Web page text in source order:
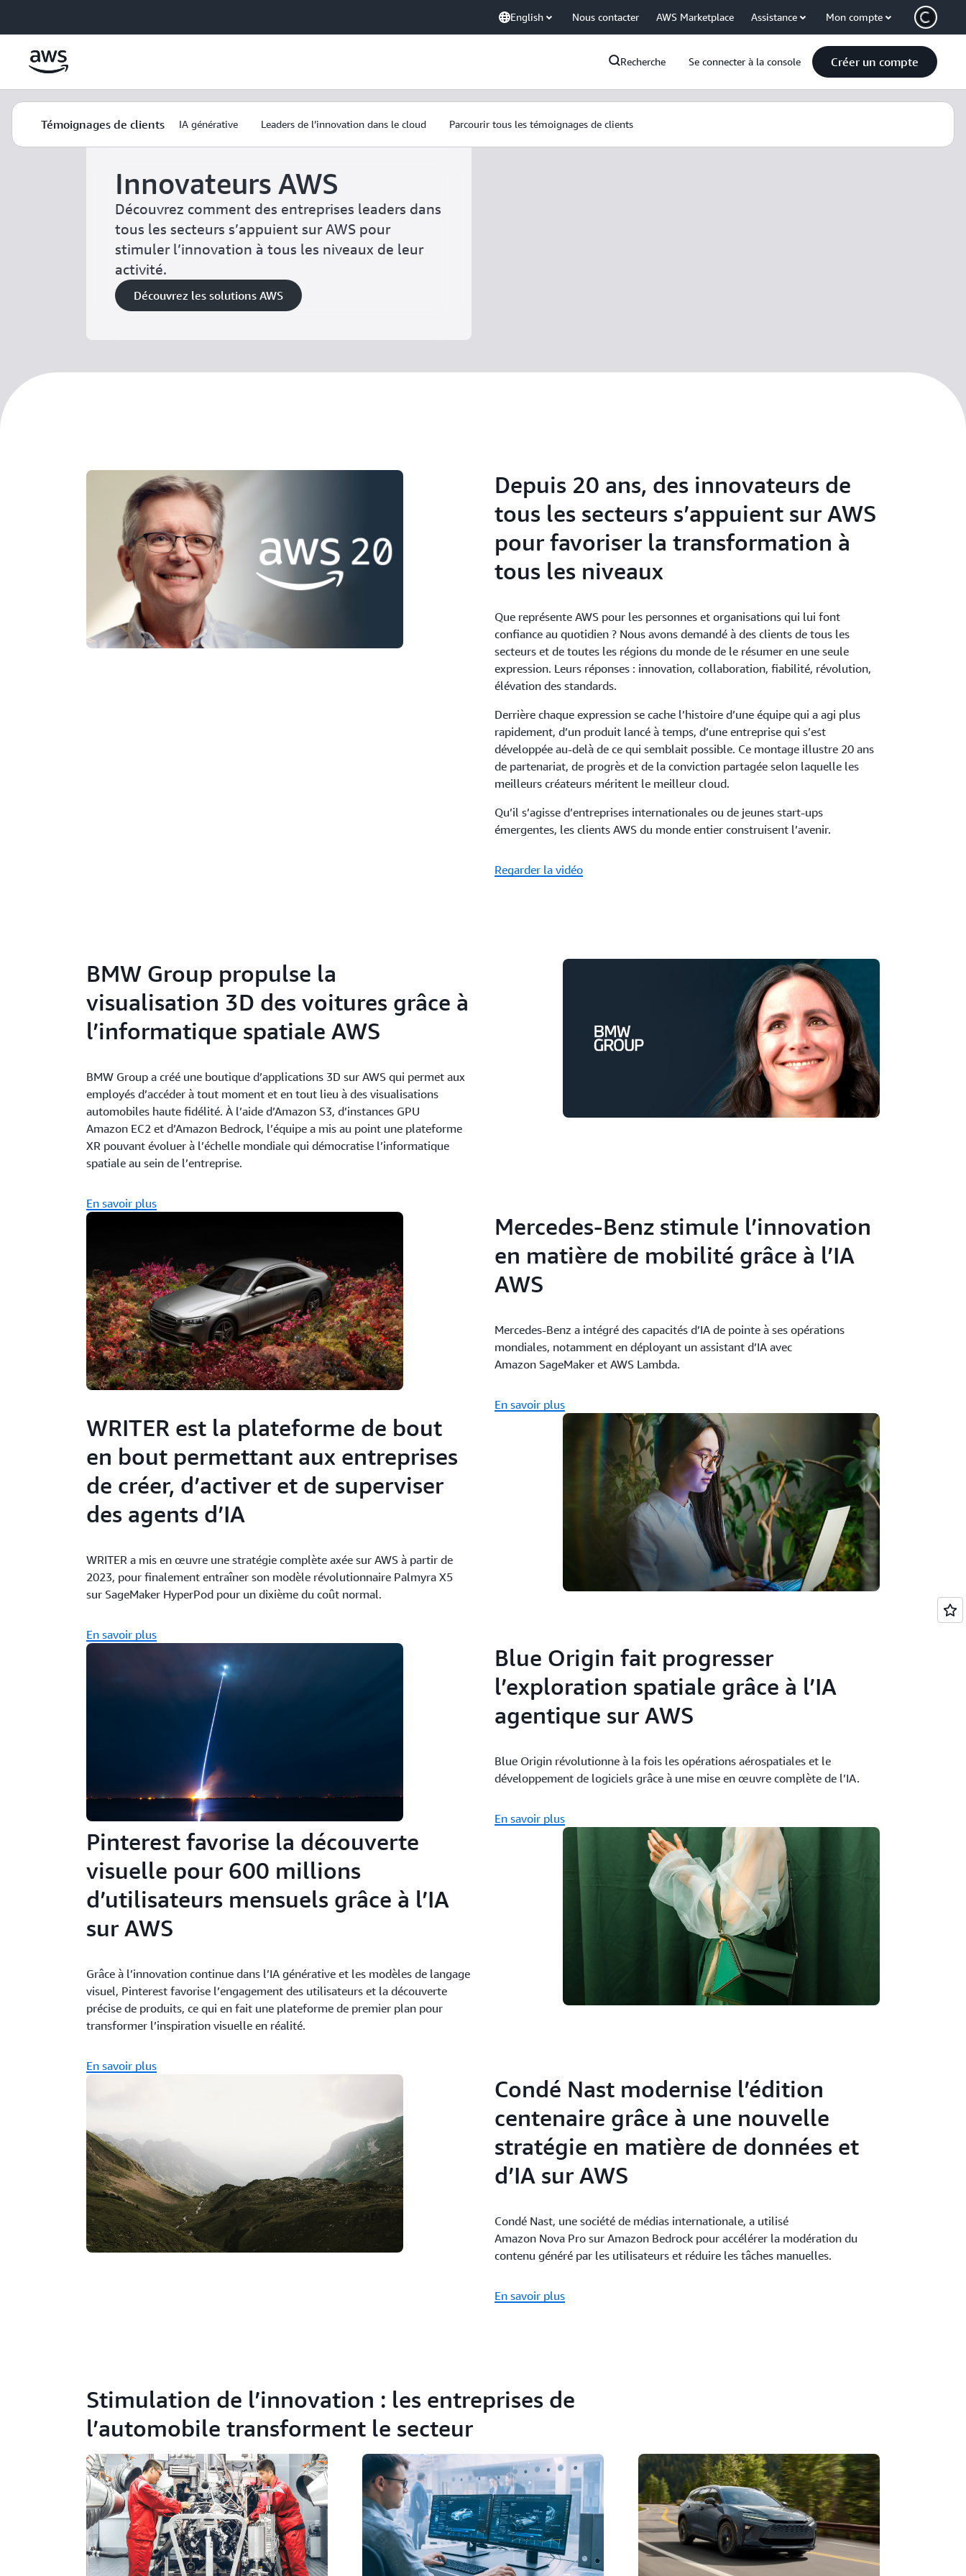
English Nous contacter AWS Marketplace Assistance Mon compte
Recherche Se connecter à la console Créer un compte
Témoignages de clients IA générative Leaders de l’innovation dans le cloud Parcourir tous les témoignages de clients
Innovateurs AWS
Découvrez comment des entreprises leaders dans
tous les secteurs s’appuient sur AWS pour
stimuler l’innovation à tous les niveaux de leur
activité.
Découvrez les solutions AWS
Depuis 20 ans, des innovateurs de
tous les secteurs s’appuient sur AWS
pour favoriser la transformation à
tous les niveaux
Que représente AWS pour les personnes et organisations qui lui font
confiance au quotidien ? Nous avons demandé à des clients de tous les
secteurs et de toutes les régions du monde de le résumer en une seule
expression. Leurs réponses : innovation, collaboration, fiabilité, révolution,
élévation des standards.
Derrière chaque expression se cache l’histoire d’une équipe qui a agi plus
rapidement, d’un produit lancé à temps, d’une entreprise qui s’est
développée au-delà de ce qui semblait possible. Ce montage illustre 20 ans
de partenariat, de progrès et de la conviction partagée selon laquelle les
meilleurs créateurs méritent le meilleur cloud.
Qu’il s’agisse d’entreprises internationales ou de jeunes start-ups
émergentes, les clients AWS du monde entier construisent l’avenir.
Regarder la vidéo
BMW Group propulse la
visualisation 3D des voitures grâce à
l’informatique spatiale AWS
BMW Group a créé une boutique d’applications 3D sur AWS qui permet aux
employés d’accéder à tout moment et en tout lieu à des visualisations
automobiles haute fidélité. À l’aide d’Amazon S3, d’instances GPU
Amazon EC2 et d’Amazon Bedrock, l’équipe a mis au point une plateforme
XR pouvant évoluer à l’échelle mondiale qui démocratise l’informatique
spatiale au sein de l’entreprise.
En savoir plus
Mercedes-Benz stimule l’innovation
en matière de mobilité grâce à l’IA
AWS
Mercedes-Benz a intégré des capacités d’IA de pointe à ses opérations
mondiales, notamment en déployant un assistant d’IA avec
Amazon SageMaker et AWS Lambda.
En savoir plus
WRITER est la plateforme de bout
en bout permettant aux entreprises
de créer, d’activer et de superviser
des agents d’IA
WRITER a mis en œuvre une stratégie complète axée sur AWS à partir de
2023, pour finalement entraîner son modèle révolutionnaire Palmyra X5
sur SageMaker HyperPod pour un dixième du coût normal.
En savoir plus
Blue Origin fait progresser
l’exploration spatiale grâce à l’IA
agentique sur AWS
Blue Origin révolutionne à la fois les opérations aérospatiales et le
développement de logiciels grâce à une mise en œuvre complète de l’IA.
En savoir plus
Pinterest favorise la découverte
visuelle pour 600 millions
d’utilisateurs mensuels grâce à l’IA
sur AWS
Grâce à l’innovation continue dans l’IA générative et les modèles de langage
visuel, Pinterest favorise l’engagement des utilisateurs et la découverte
précise de produits, ce qui en fait une plateforme de premier plan pour
transformer l’inspiration visuelle en réalité.
En savoir plus
Condé Nast modernise l’édition
centenaire grâce à une nouvelle
stratégie en matière de données et
d’IA sur AWS
Condé Nast, une société de médias internationale, a utilisé
Amazon Nova Pro sur Amazon Bedrock pour accélérer la modération du
contenu généré par les utilisateurs et réduire les tâches manuelles.
En savoir plus
Stimulation de l’innovation : les entreprises de
l’automobile transforment le secteur